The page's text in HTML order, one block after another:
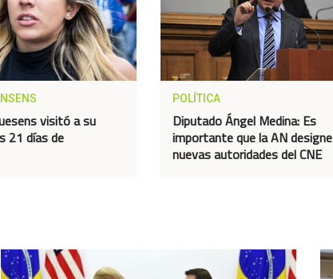
visitó a su
21 días de
POLÍTICA
Diputado Ángel Medina: Es
importante que la AN designe
nuevas autoridades del CNE